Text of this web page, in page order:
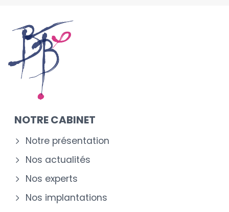
NOTRE CABINET
Notre présentation
Nos actualités
Nos experts
Nos implantations